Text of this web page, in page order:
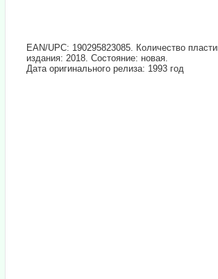
EAN/UPC: 190295823085. Количество
издания: 2018. Состояние: новая.
Дата оригинального релиза: 1993 год